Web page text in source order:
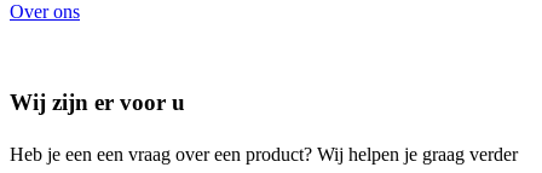
Over ons
Wij zijn er voor u
Heb je een een vraag over een product? Wij helpen je graag verder